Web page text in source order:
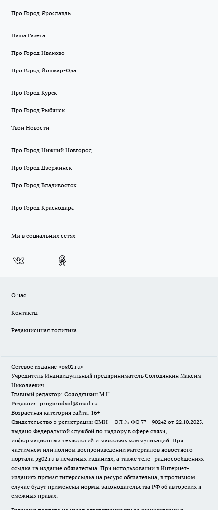
Про Город Ярославль
Наша Газета
Про Город Иваново
Про Город Йошкар-Ола
Про Город Курск
Про Город Рыбинск
Твои Новости
Про Город Нижний Новгород
Про Город Дзержинск
Про Город Владивосток
Про Город Краснодара
Мы в социальных сетях
О нас
Контакты
Редакционная политика
Сетевое издание «pg02.ru»
Учредитель Индивидуальный предприниматель Солодянкин Максим
Николаевич
Главный редактор: Солодянкин М.Н.
Редакция: progorodsol@mail.ru
Возрастная категория сайта: 16+
Свидетельство о регистрации СМИ ЭЛ № ФС 77 - 90242 от 22.10.2025.
выдано Федеральной службой по надзору в сфере связи,
информационных технологий и массовых коммуникаций. При
частичном или полном воспроизведении материалов новостного
портала pg02.ru в печатных изданиях, а также теле- радиосообщениях
ссылка на издание обязательна. При использовании в Интернет-
изданиях прямая гиперссылка на ресурс обязательна, в противном
случае будут применены нормы законодательства РФ об авторских и
смежных правах.